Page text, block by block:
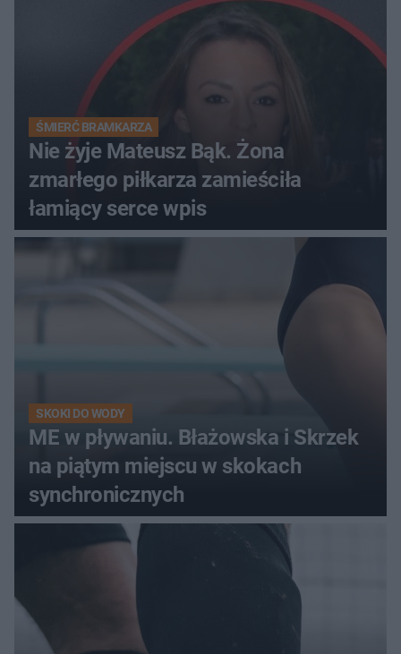
ŚMIERĆ BRAMKARZA
Nie żyje Mateusz Bąk. Żona
zmarłego piłkarza zamieściła
łamiący serce wpis
SKOKI DO WODY
ME w pływaniu. Błażowska i Skrzek
na piątym miejscu w skokach
synchronicznych